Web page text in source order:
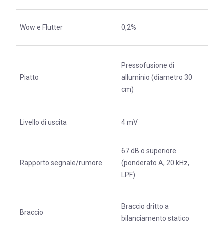
Wow e Flutter 0,2%
Piatto
Pressofusione di
alluminio (diametro 30
cm)
Livello di uscita 4 mV
Rapporto segnale/rumore
67 dB o superiore
(ponderato A, 20 kHz,
LPF)
Braccio
Braccio dritto a
bilanciamento statico